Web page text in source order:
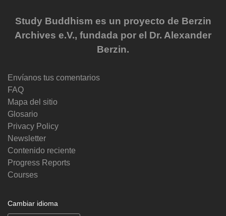
Study Buddhism es un proyecto de Berzin
Archives e.V., fundada por el Dr. Alexander
Berzin.
Envíanos tus comentarios
FAQ
Mapa del sitio
Glosario
Privacy Policy
Newsletter
Contenido reciente
Progress Reports
Courses
Cambiar idioma